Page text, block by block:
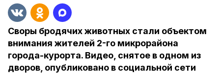
Своры бродячих животных стали объектом
внимания жителей 2-го микрорайона
города-курорта. Видео, снятое в одном из
дворов, опубликовано в социальной сети